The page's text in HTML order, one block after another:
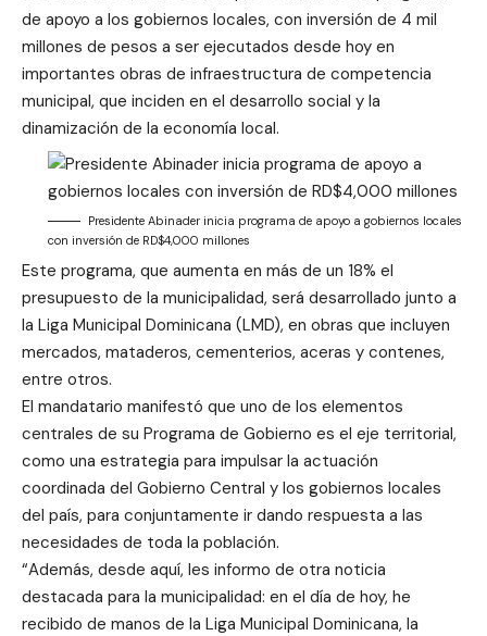
de apoyo a los gobiernos locales, con inversión de 4 mil
millones de pesos a ser ejecutados desde hoy en
importantes obras de infraestructura de competencia
municipal, que inciden en el desarrollo social y la
dinamización de la economía local.
Presidente Abinader inicia programa de apoyo a gobiernos locales
con inversión de RD$4,000 millones
Este programa, que aumenta en más de un 18% el
presupuesto de la municipalidad, será desarrollado junto a
la Liga Municipal Dominicana (LMD), en obras que incluyen
mercados, mataderos, cementerios, aceras y contenes,
entre otros.
El mandatario manifestó que uno de los elementos
centrales de su Programa de Gobierno es el eje territorial,
como una estrategia para impulsar la actuación
coordinada del Gobierno Central y los gobiernos locales
del país, para conjuntamente ir dando respuesta a las
necesidades de toda la población.
“Además, desde aquí, les informo de otra noticia
destacada para la municipalidad: en el día de hoy, he
recibido de manos de la Liga Municipal Dominicana, la